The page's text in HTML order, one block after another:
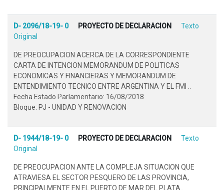
D- 2096/18-19- 0 PROYECTO DE DECLARACION
Texto
Original
DE PREOCUPACION ACERCA DE LA CORRESPONDIENTE
CARTA DE INTENCION MEMORANDUM DE POLITICAS
ECONOMICAS Y FINANCIERAS Y MEMORANDUM DE
ENTENDIMIENTO TECNICO ENTRE ARGENTINA Y EL FMI ..
Fecha Estado Parlamentario: 16/08/2018
Bloque: PJ - UNIDAD Y RENOVACION
D- 1944/18-19- 0 PROYECTO DE DECLARACION
Texto
Original
DE PREOCUPACION ANTE LA COMPLEJA SITUACION QUE
ATRAVIESA EL SECTOR PESQUERO DE LAS PROVINCIA,
PRINCIPALMENTE EN EL PUERTO DE MAR DEL PLATA..